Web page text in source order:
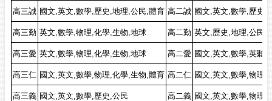
高三誠 國文,英文,數學,歷史,地理,公民,體育 高二誠 國文,英文,數學,歷史,
高三勤 英文,數學,物理,化學,生物,地球 高二勤 英文,歷史,地理,公民,
高三愛 英文,數學,物理,化學,生物,地球 高二愛 國文,英文,數學,英聽,
高三仁 國文,英文,數學,物理,化學,生物,體育 高二仁 國文,英文,數學,物理,
高三義 國文,英文,數學,歷史,公民 高二義 國文,英文,數學,物理,